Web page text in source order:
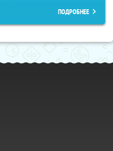
ПОДРОБНЕЕ